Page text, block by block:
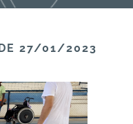
27/01/2023